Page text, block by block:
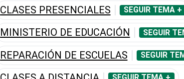
CLASES PRESENCIALES SEGUIR TEMA +
MINISTERIO DE EDUCACIÓN SEGUIR
REPARACIÓN DE ESCUELAS SEGUIR